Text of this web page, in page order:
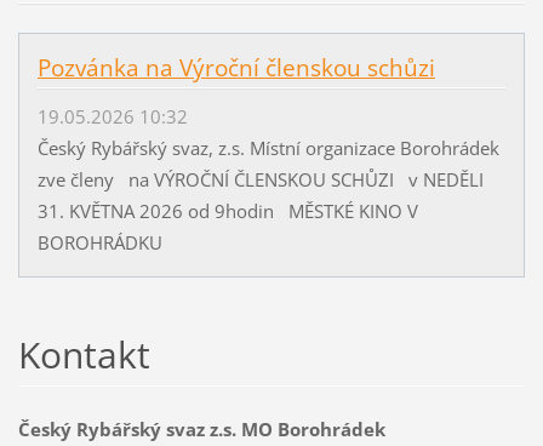
Pozvánka na Výroční členskou schůzi
19.05.2026 10:32
Český Rybářský svaz, z.s. Místní organizace Borohrádek
zve členy na VÝROČNÍ ČLENSKOU SCHŮZI v NEDĚLI
31. KVĚTNA 2026 od 9hodin MĚSTKÉ KINO V
BOROHRÁDKU
Kontakt
Český Rybářský svaz z.s. MO Borohrádek